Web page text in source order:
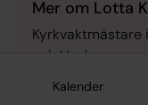
Kalender
Mer om Lotta
Kyrkvaktmästare
och Ugglum